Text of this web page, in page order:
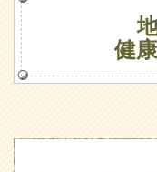
健